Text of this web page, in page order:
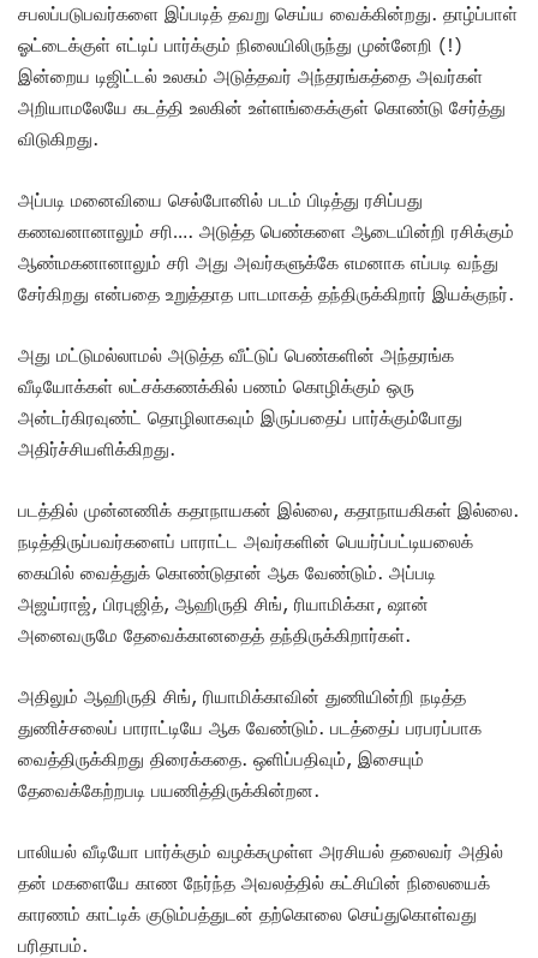
சபலப்படுபவர்களை இப்படித் தவறு செய்ய வைக்கின்றது. தாழ்ப்பாள்
ஓட்டைக்குள் எட்டிப் பார்க்கும் நிலையிலிருந்து முன்னேறி (!)
இன்றைய டிஜிட்டல் உலகம் அடுத்தவர் அந்தரங்கத்தை அவர்கள்
அறியாமலேயே கடத்தி உலகின் உள்ளங்கைக்குள் கொண்டு சேர்த்து
விடுகிறது.
அப்படி மனைவியை செல்போனில் படம் பிடித்து ரசிப்பது
கணவனானாலும் சரி…. அடுத்த பெண்களை ஆடையின்றி ரசிக்கும்
ஆண்மகனானாலும் சரி அது அவர்களுக்கே எமனாக எப்படி வந்து
சேர்கிறது என்பதை உறுத்தாத பாடமாகத் தந்திருக்கிறார் இயக்குநர்.
அது மட்டுமல்லாமல் அடுத்த வீட்டுப் பெண்களின் அந்தரங்க
வீடியோக்கள் லட்சக்கணக்கில் பணம் கொழிக்கும் ஒரு
அன்டர்கிரவுண்ட் தொழிலாகவும் இருப்பதைப் பார்க்கும்போது
அதிர்ச்சியளிக்கிறது.
படத்தில் முன்னணிக் கதாநாயகன் இல்லை, கதாநாயகிகள் இல்லை.
நடித்திருப்பவர்களைப் பாராட்ட அவர்களின் பெயர்ப்பட்டியலைக்
கையில் வைத்துக் கொண்டுதான் ஆக வேண்டும். அப்படி
அஜய்ராஜ், பிரபுஜித், ஆஹிருதி சிங், ரியாமிக்கா, ஷான்
அனைவருமே தேவைக்கானதைத் தந்திருக்கிறார்கள்.
அதிலும் ஆஹிருதி சிங், ரியாமிக்காவின் துணியின்றி நடித்த
துணிச்சலைப் பாராட்டியே ஆக வேண்டும். படத்தைப் பரபரப்பாக
வைத்திருக்கிறது திரைக்கதை. ஒளிப்பதிவும், இசையும்
தேவைக்கேற்றபடி பயணித்திருக்கின்றன.
பாலியல் வீடியோ பார்க்கும் வழக்கமுள்ள அரசியல் தலைவர் அதில்
தன் மகளையே காண நேர்ந்த அவலத்தில் கட்சியின் நிலையைக்
காரணம் காட்டிக் குடும்பத்துடன் தற்கொலை செய்துகொள்வது
பரிதாபம்.